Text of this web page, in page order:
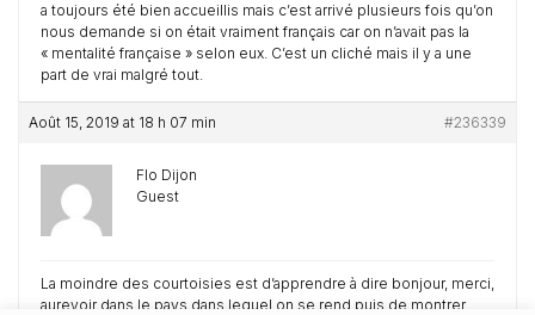
a toujours été bien accueillis mais c’est arrivé plusieurs fois qu’on
nous demande si on était vraiment français car on n’avait pas la
« mentalité française » selon eux. C’est un cliché mais il y a une
part de vrai malgré tout.
Août 15, 2019 at 18 h 07 min #236339
Flo Dijon
Guest
La moindre des courtoisies est d’apprendre à dire bonjour, merci,
aurevoir dans le pays dans lequel on se rend puis de montrer